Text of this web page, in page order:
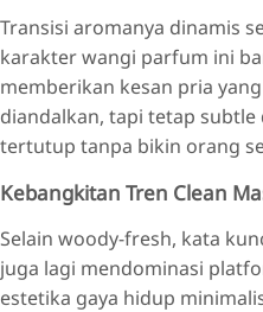
Transisi aromanya dinamis
karakter wangi parfum ini
memberikan kesan pria
diandalkan, tapi tetap
tertutup tanpa bikin orang
Kebangkitan Tren Clean
Selain woody-fresh, kata
juga lagi mendominasi
estetika gaya hidup